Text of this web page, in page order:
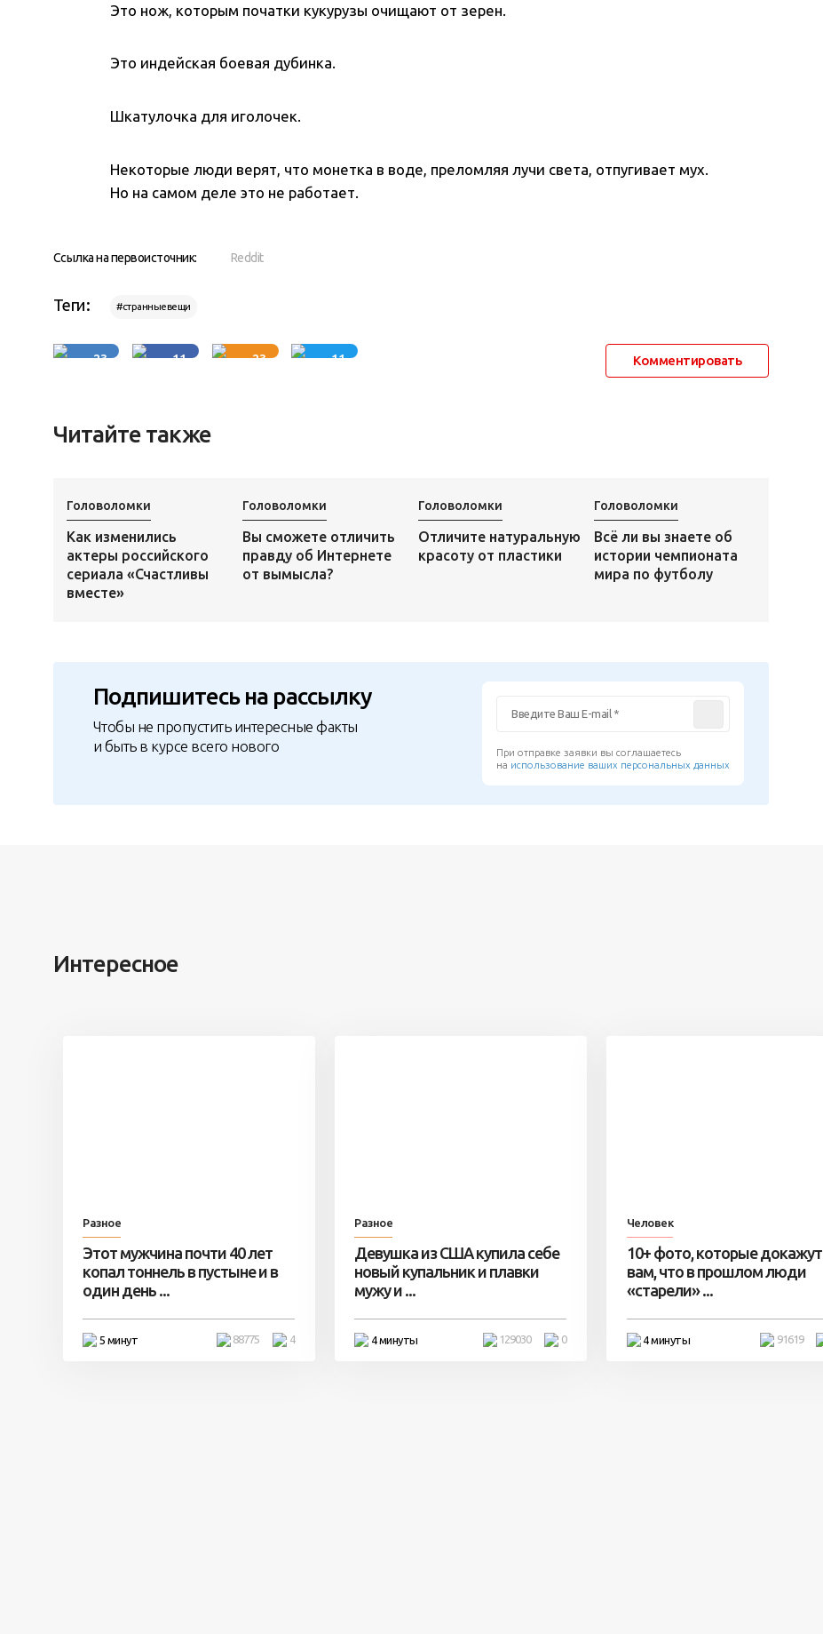
Это нож, которым початки кукурузы очищают от зерен.
Это индейская боевая дубинка.
Шкатулочка для иголочек.
Некоторые люди верят, что монетка в воде, преломляя лучи света, отпугивает мух.
Но на самом деле это не работает.
Ссылка на первоисточник: Reddit
Теги: #странныевещи
23 11 23 11 Комментировать
Читайте также
Головоломки
Как изменились
актеры российского
сериала «Счастливы
вместе»
Головоломки
Вы сможете отличить
правду об Интернете
от вымысла?
Головоломки
Отличите натуральную
красоту от пластики
Головоломки
Всё ли вы знаете об
истории чемпионата
мира по футболу
Подпишитесь на рассылку
Чтобы не пропустить интересные факты
и быть в курсе всего нового
При отправке заявки вы соглашаетесь
на использование ваших персональных данных
Интересное
Разное
Этот мужчина почти 40 лет
копал тоннель в пустыне и в
один день ...
5 минут 4
88775
Разное
Девушка из США купила себе
новый купальник и плавки
мужу и ...
4 минуты 0
129030
Человек
10+ фото, которые докажут
вам, что в прошлом люди
«старели» ...
4 минуты 91619